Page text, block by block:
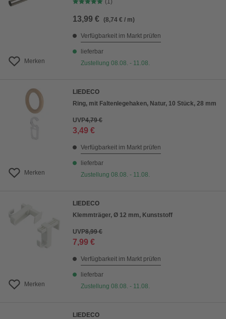
Merken
(1)
13,99 € (8,74 € / m)
Verfügbarkeit im Markt prüfen
lieferbar
Zustellung 08.08. - 11.08.
Merken
LIEDECO
Ring, mit Faltenlegehaken, Natur, 10 Stück, 28 mm
UVP4,79 €
3,49 €
Verfügbarkeit im Markt prüfen
lieferbar
Zustellung 08.08. - 11.08.
Merken
LIEDECO
Klemmträger, Ø 12 mm, Kunststoff
UVP8,99 €
7,99 €
Verfügbarkeit im Markt prüfen
lieferbar
Zustellung 08.08. - 11.08.
LIEDECO